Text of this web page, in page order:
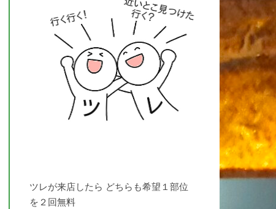
ツレが来店したら どちらも希望１部位
を２回無料